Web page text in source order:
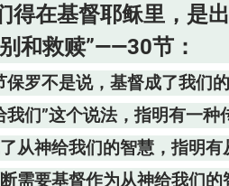
得在基督耶稣里，是
和救赎”——30节：
保罗不是说，基督成了我们
我们”这个说法，指明有一
从神给我们的智慧，指明有
需要基督作为从神给我们的